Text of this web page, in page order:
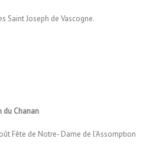
Saint Joseph de Vascogne.
du Chanan
de Notre- Dame de l’Assomption